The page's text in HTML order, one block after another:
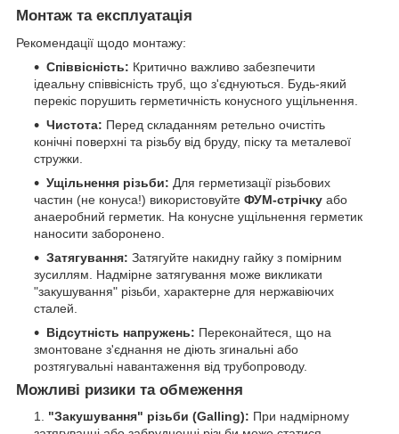
Монтаж та експлуатація
Рекомендації щодо монтажу:
Співвісність: Критично важливо забезпечити
ідеальну співвісність труб, що з'єднуються. Будь-який
перекіс порушить герметичність конусного ущільнення.
Чистота: Перед складанням ретельно очистіть
конічні поверхні та різьбу від бруду, піску та металевої
стружки.
Ущільнення різьби: Для герметизації різьбових
частин (не конуса!) використовуйте ФУМ-стрічку або
анаеробний герметик. На конусне ущільнення герметик
наносити заборонено.
Затягування: Затягуйте накидну гайку з помірним
зусиллям. Надмірне затягування може викликати
"закушування" різьби, характерне для нержавіючих
сталей.
Відсутність напружень: Переконайтеся, що на
змонтоване з'єднання не діють згинальні або
розтягувальні навантаження від трубопроводу.
Можливі ризики та обмеження
"Закушування" різьби (Galling): При надмірному